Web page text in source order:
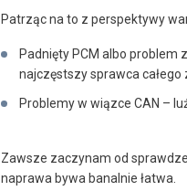
Patrząc na to z perspektywy
Padnięty PCM albo
najczęstszy sprawca całego
Problemy w wiązce CAN –
Zawsze zaczynam od
naprawa bywa banalnie łatwa.